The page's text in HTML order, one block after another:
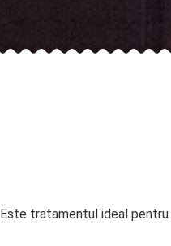
Este tratamentul ideal